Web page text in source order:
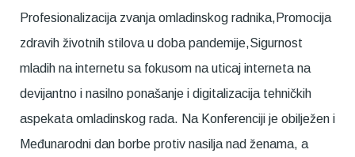
Profesionalizacija zvanja omladinskog radnika,Promocija
zdravih životnih stilova u doba pandemije,Sigurnost
mladih na internetu sa fokusom na uticaj interneta na
devijantno i nasilno ponašanje i digitalizacija tehničkih
aspekata omladinskog rada. Na Konferenciji je obilježen i
Međunarodni dan borbe protiv nasilja nad ženama, a